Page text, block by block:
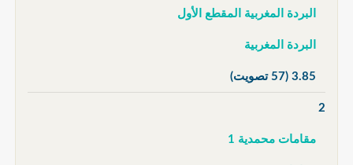
البردة المغربية المقطع الأول
البردة المغربية
3.85 (57 تصويت)
2
مقامات محمدية 1